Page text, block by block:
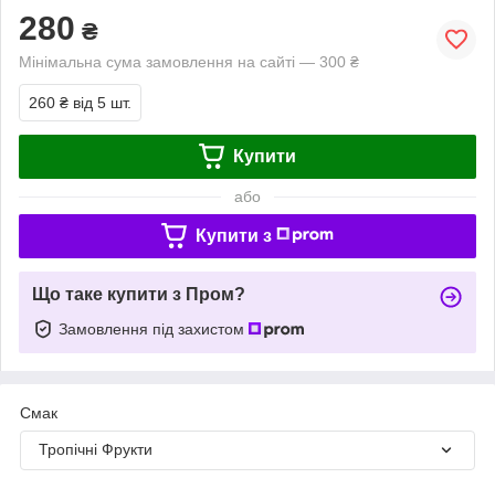
280 ₴
Мінімальна сума замовлення на сайті — 300 ₴
260 ₴ від 5 шт.
Купити
або
Купити з
Що таке купити з Пром?
Замовлення під захистом
Смак
Тропічні Фрукти